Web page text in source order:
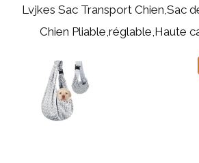
Lvjkes Sac Transport Chien,Sac
Chien Pliable,réglable,Haute